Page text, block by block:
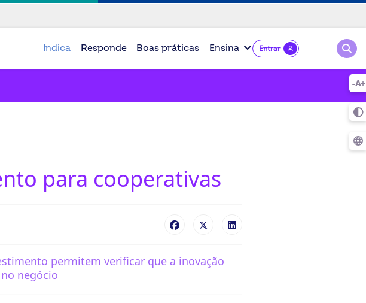
Indica Responde Boas práticas Ensina Entrar
para cooperativas
permitem verificar que a inovação
negócio